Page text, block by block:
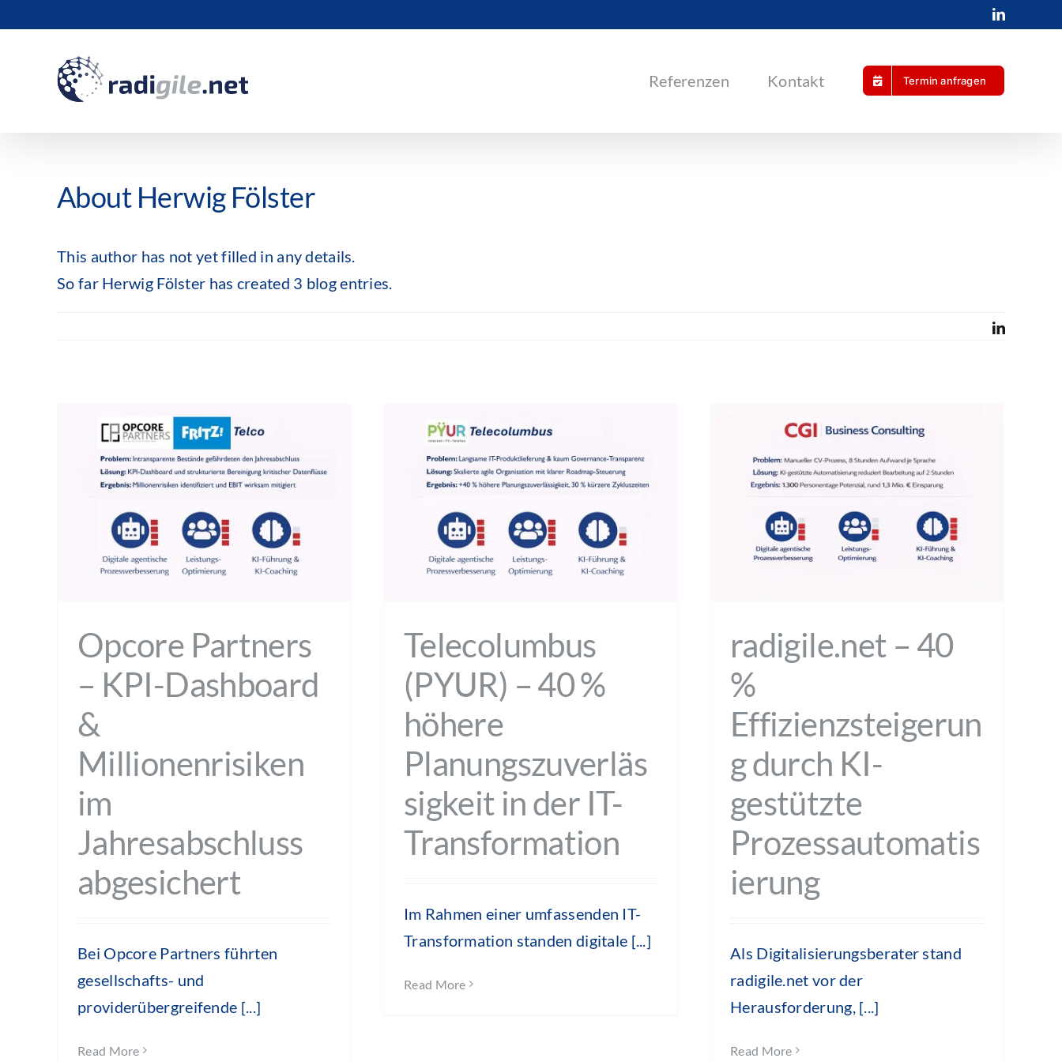
LinkedIn
Referenzen Kontakt Termin anfragen
About Herwig Fölster
This author has not yet filled in any details.
So far Herwig Fölster has created 3 blog entries.
LinkedIn
Opcore Partners
– KPI-Dashboard
&
Millionenrisiken
im
Jahresabschluss
abgesichert
Bei Opcore Partners führten
gesellschafts- und
providerübergreifende [...]
Read More
Telecolumbus
(PYUR) – 40 %
höhere
Planungszuverläs
sigkeit in der IT-
Transformation
Im Rahmen einer umfassenden IT-
Transformation standen digitale [...]
Read More
radigile.net – 40
%
Effizienzsteigerun
g durch KI-
gestützte
Prozessautomatis
ierung
Als Digitalisierungsberater stand
radigile.net vor der
Herausforderung, [...]
Read More